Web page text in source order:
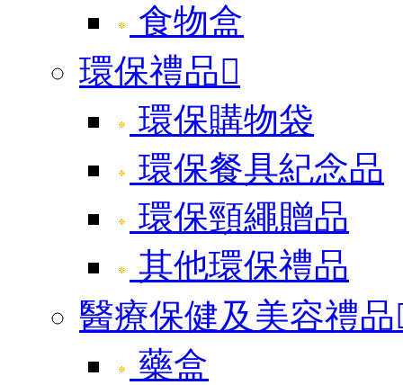
食物盒
環保禮品
環保購物袋
環保餐具紀念品
環保頸繩贈品
其他環保禮品
醫療保健及美容禮品
藥盒